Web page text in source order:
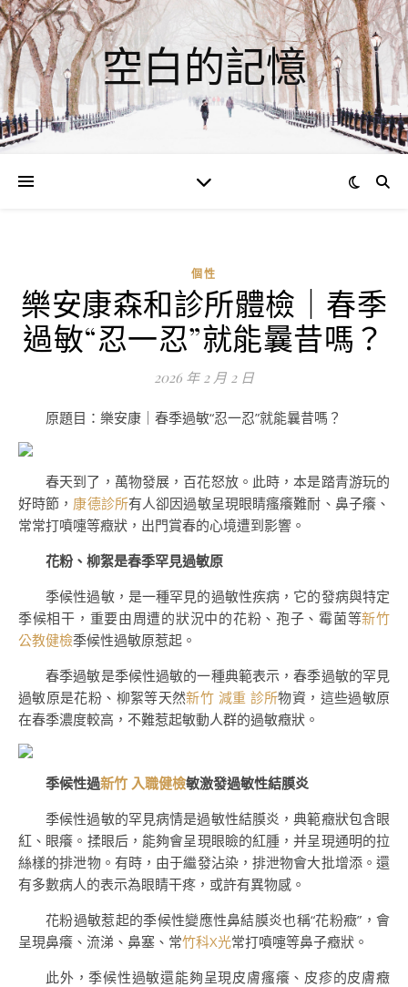
空白的記憶
個性
樂安康森和診所體檢｜春季
過敏“忍一忍”就能曩昔嗎？
2026 年 2 月 2 日
原題目：樂安康｜春季過敏“忍一忍”就能曩昔嗎？
春天到了，萬物發展，百花怒放。此時，本是踏青游玩的
好時節， 康德診所有人卻因過敏呈現眼睛瘙癢難耐、鼻子癢、
常常打噴嚏等癥狀，出門賞春的心境遭到影響。
花粉、柳絮是春季罕見過敏原
季候性過敏，是一種罕見的過敏性疾病，它的發病與特定
季候相干，重要由周遭的狀況中的花粉、孢子、霉菌等新竹
公教健檢季候性過敏原惹起。
春季過敏是季候性過敏的一種典範表示，春季過敏的罕見
過敏原是花粉、柳絮等天然新竹 減重 診所物資，這些過敏原
在春季濃度較高，不難惹起敏動人群的過敏癥狀。
季候性過新竹 入職健檢敏激發過敏性結膜炎
季候性過敏的罕見病情是過敏性結膜炎，典範癥狀包含眼
紅、眼癢。揉眼后，能夠會呈現眼瞼的紅腫，并呈現通明的拉
絲樣的排泄物。有時，由于繼發沾染，排泄物會大批增添。還
有多數病人的表示為眼睛干疼，或許有異物感。
花粉過敏惹起的季候性變應性鼻結膜炎也稱“花粉癥”，會
呈現鼻癢、流涕、鼻塞、常竹科X光常打噴嚏等鼻子癥狀。
此外，季候性過敏還能夠呈現皮膚瘙癢、皮疹的皮膚癥